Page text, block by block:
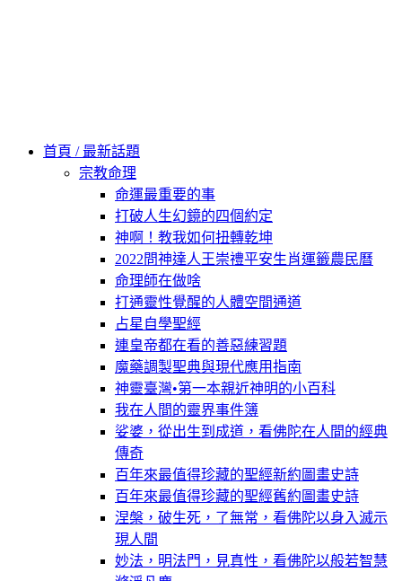
首頁 / 最新話題
宗教命理
命運最重要的事
打破人生幻鏡的四個約定
神啊！教我如何扭轉乾坤
2022問神達人王崇禮平安生肖運籤農民曆
命理師在做啥
打通靈性覺醒的人體空間通道
占星自學聖經
連皇帝都在看的善惡練習題
魔藥調製聖典與現代應用指南
神靈臺灣•第一本親近神明的小百科
我在人間的靈界事件簿
娑婆，從出生到成道，看佛陀在人間的經典
傳奇
百年來最值得珍藏的聖經新約圖畫史詩
百年來最值得珍藏的聖經舊約圖畫史詩
涅槃，破生死，了無常，看佛陀以身入滅示
現人間
妙法，明法門，見真性，看佛陀以般若智慧